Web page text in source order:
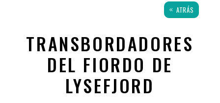
ATRÁS
TRANSBORDADORES
DEL FIORDO DE
LYSEFJORD